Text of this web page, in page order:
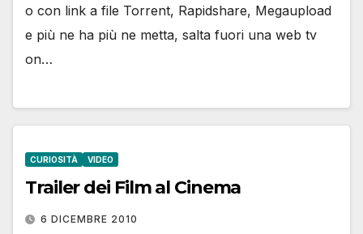
o con link a file Torrent, Rapidshare, Megaupload
e più ne ha più ne metta, salta fuori una web tv
on…
CURIOSITÀ VIDEO
Trailer dei Film al Cinema
6 DICEMBRE 2010